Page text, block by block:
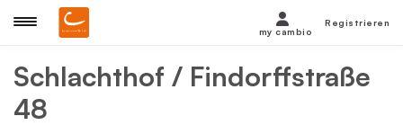
Schlachthof / Findorffstraße
48
my cambio
Registrieren